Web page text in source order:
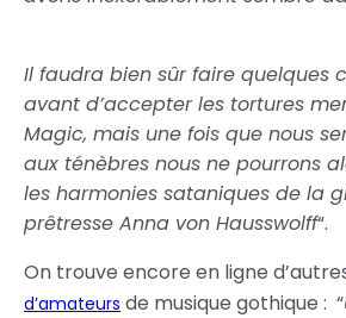
Il faudra bien sûr faire quelques
avant d’accepter les tortures
Magic, mais une fois que nous
aux ténèbres nous ne pourrons
les harmonies sataniques de la
prêtresse Anna von Hausswolff“.
On trouve encore en ligne
d’amateurs de musique gothique : “